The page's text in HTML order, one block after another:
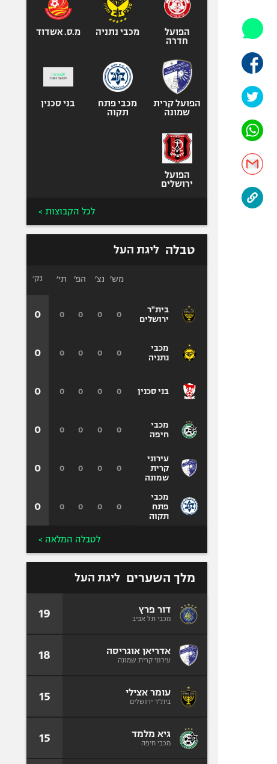
אופניים
ספורט מוטורי
פוטבול אמריקאי NFL
בייסבול MLB
ספורט אתגרי
ואקסטרים
הפועל
חדרה
מכבי נתניה מ.ס. אשדוד
הפועל קרית
שמונה
מכבי פתח
תקוה
בני סכנין
הפועל
ירושלים
לכל הקבוצות >
טבלה ליגת העל
בית"ר
ירושלים
מכבי
נתניה
בני סכנין
מכבי
חיפה
עירוני
קרית
שמונה
מכבי
פתח
תקוה
מש׳ נצ׳ הפ׳ תי׳
0
0
0
0
0
0
0
0
0
0
0
0
0
0
0
0
0
0
0
0
0
0
0
0
נק׳
0
0
0
0
0
0
לטבלה המלאה >
מלך השערים ליגת העל
דור פרץ
מכבי תל אביב 19
אדריאן אוגריסה
עירוני קרית שמונה 18
עומר אצילי
בית"ר ירושלים 15
גיא מלמד
מכבי חיפה 15